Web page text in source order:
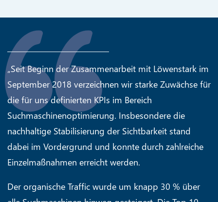
„Seit Beginn der Zusammenarbeit mit Löwenstark im
September 2018 verzeichnen wir starke Zuwächse für
die für uns definierten KPIs im Bereich
Suchmaschinenoptimierung. Insbesondere die
nachhaltige Stabilisierung der Sichtbarkeit stand
dabei im Vordergrund und konnte durch zahlreiche
Einzelmaßnahmen erreicht werden.
Der organische Traffic wurde um knapp 30 % über